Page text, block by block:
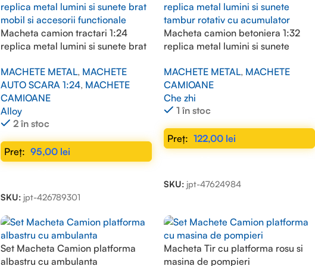
Macheta camion tractari 1:24
replica metal lumini si sunete brat
MACHETE METAL, MACHETE
AUTO SCARA 1:24, MACHETE
CAMIOANE
Alloy
2 în stoc
95,00 lei
SKU: jpt-426789301
Macheta camion betoniera 1:32
replica metal lumini si sunete
MACHETE METAL, MACHETE
CAMIOANE
Che zhi
1 în stoc
122,00 lei
SKU: jpt-47624984
Set Macheta Camion platforma
albastru cu ambulanta
Macheta Tir cu platforma rosu si
masina de pompieri